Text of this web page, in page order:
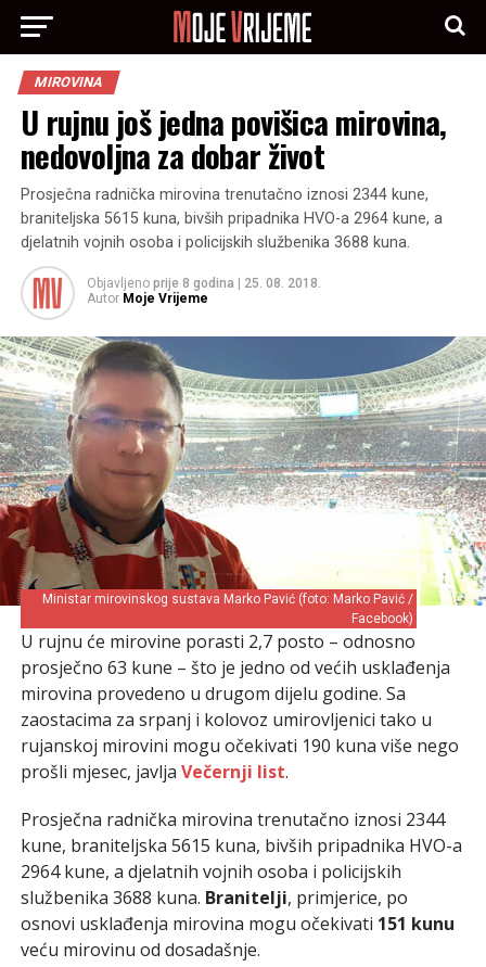
MIROVINA
U rujnu još jedna povišica mirovina,
nedovoljna za dobar život
Prosječna radnička mirovina trenutačno iznosi 2344 kune,
braniteljska 5615 kuna, bivših pripadnika HVO-a 2964 kune, a
djelatnih vojnih osoba i policijskih službenika 3688 kuna.
Objavljeno prije 8 godina
25. 08. 2018.
Autor Moje Vrijeme
Ministar mirovinskog sustava Marko Pavić (foto: Marko Pavić /
Facebook)
U rujnu će mirovine porasti 2,7 posto – odnosno
prosječno 63 kune – što je jedno od većih usklađenja
mirovina provedeno u drugom dijelu godine. Sa
zaostacima za srpanj i kolovoz umirovljenici tako u
rujanskoj mirovini mogu očekivati 190 kuna više nego
prošli mjesec, javlja Večernji list.
Prosječna radnička mirovina trenutačno iznosi 2344
kune, braniteljska 5615 kuna, bivših pripadnika HVO-a
2964 kune, a djelatnih vojnih osoba i policijskih
službenika 3688 kuna. Branitelji, primjerice, po
osnovi usklađenja mirovina mogu očekivati 151 kunu
veću mirovinu od dosadašnje.